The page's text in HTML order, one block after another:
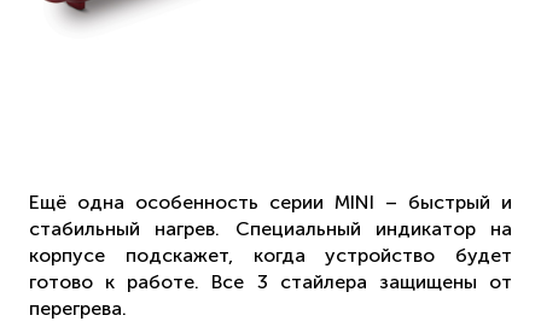
Ещё одна особенность серии MINI – быстрый и
стабильный нагрев. Специальный индикатор на
корпусе подскажет, когда устройство будет
готово к работе. Все 3 стайлера защищены от
перегрева.